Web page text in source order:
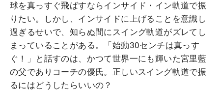
球を真っすぐ飛ばすならインサイド・イン軌道で振
りたい。しかし、インサイドに上げることを意識し
過ぎるせいで、知らぬ間にスイング軌道がズレてし
まっていることがある。「始動30センチは真っす
ぐ！」と話すのは、かつて世界一にも輝いた宮里藍
の父でありコーチの優氏。正しいスイング軌道で振
るにはどうしたらいいの？